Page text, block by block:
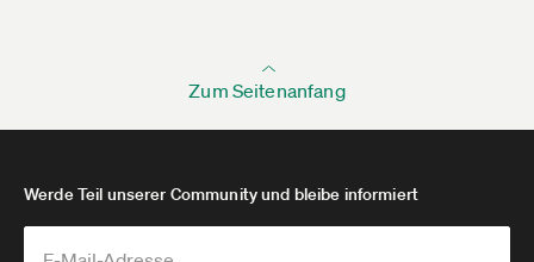
Zum Seitenanfang
Werde Teil unserer Community und bleibe informiert